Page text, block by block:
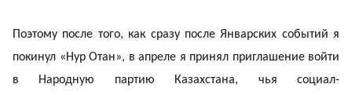
Поэтому после того, как сразу после Январских событий я
покинул «Нур Отан», в апреле я принял приглашение войти
в Народную партию Казахстана, чья социал-